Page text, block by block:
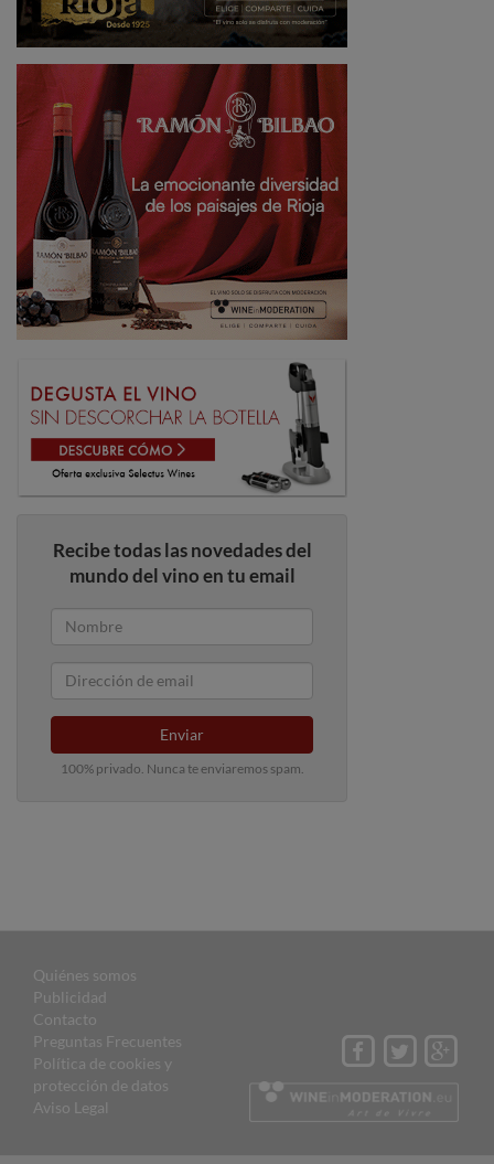
Recibe todas las novedades del
mundo del vino en tu email
Enviar
100% privado. Nunca te enviaremos spam.
Quiénes somos
Publicidad
Contacto
Preguntas Frecuentes
Política de cookies y
protección de datos
Aviso Legal